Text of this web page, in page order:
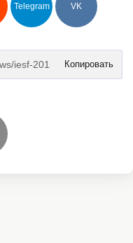
Telegram VK
Копировать